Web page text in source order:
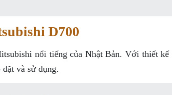
D700
nổi tiếng của Nhật Bản. Với thiết kế
và sử dụng.